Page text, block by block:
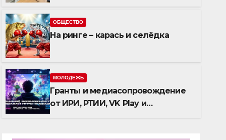
ЗАКОН
В отношении жителя
возбуждено дело за
Новотроицкого
04.08.2026
ОБЩЕСТВО
На ринге – карась и селёдка
МОЛОДЁЖЬ
Гранты и медиасопровождение
от ИРИ, РТИИ, VK Play и